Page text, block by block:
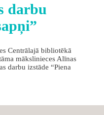
darbu
Centrālajā bibliotēkā
mākslinieces Alīnas
darbu izstāde “Piena